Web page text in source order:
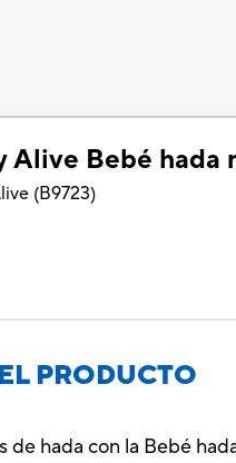
Alive Bebé hada
(B9723)
PRODUCTO
de hada con la Bebé